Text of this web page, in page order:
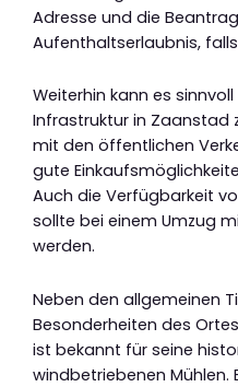
Adresse und die
Aufenthaltserlaubnis,
Weiterhin kann es
Infrastruktur in Zaanstad
mit den öffentlichen
gute
Auch die Verfügbarkeit
sollte bei einem Umzug
werden.
Neben den allgemeinen
Besonderheiten des
ist bekannt für seine
windbetriebenen Mühlen.